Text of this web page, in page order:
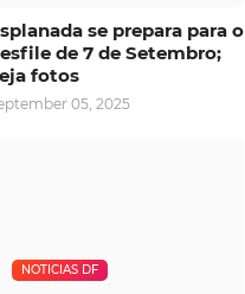
se prepara para o
de 7 de Setembro;
fotos
05, 2025
NOTICIAS DF